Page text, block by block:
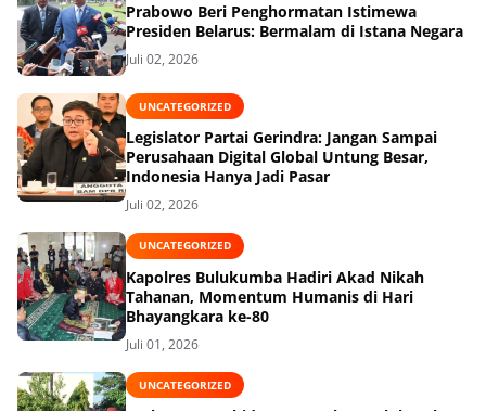
Prabowo Beri Penghormatan Istimewa
Presiden Belarus: Bermalam di Istana Negara
Juli 02, 2026
UNCATEGORIZED
Legislator Partai Gerindra: Jangan Sampai
Perusahaan Digital Global Untung Besar,
Indonesia Hanya Jadi Pasar
Juli 02, 2026
UNCATEGORIZED
Kapolres Bulukumba Hadiri Akad Nikah
Tahanan, Momentum Humanis di Hari
Bhayangkara ke-80
Juli 01, 2026
UNCATEGORIZED